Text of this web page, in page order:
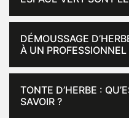
DÉMOUSSAGE
À UN PROFESSIONNEL
TONTE D’HERBE :
SAVOIR ?